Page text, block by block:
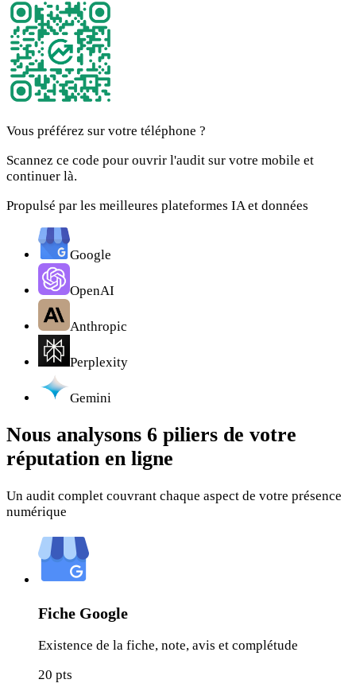
Vous préférez sur votre téléphone ?
Scannez ce code pour ouvrir l'audit sur votre mobile et
continuer là.
Propulsé par les meilleures plateformes IA et données
Google
OpenAI
Anthropic
Perplexity
Gemini
Nous analysons 6 piliers de votre
réputation en ligne
Un audit complet couvrant chaque aspect de votre présence
numérique
Fiche Google
Existence de la fiche, note, avis et complétude
20 pts